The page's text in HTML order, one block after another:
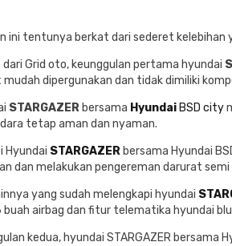
ini tentunya berkat dari sederet kelebihan
dari Grid oto, keunggulan pertama hyundai
mudah dipergunakan dan tidak dimiliki
STARGAZER bersama Hyundai BSD city
tetap aman dan nyaman.
Hyundai STARGAZER bersama Hyundai
dan melakukan pengereman darurat
yang sudah melengkapi hyundai
buah airbag dan fitur telematika hyundai
kedua, hyundai STARGAZER